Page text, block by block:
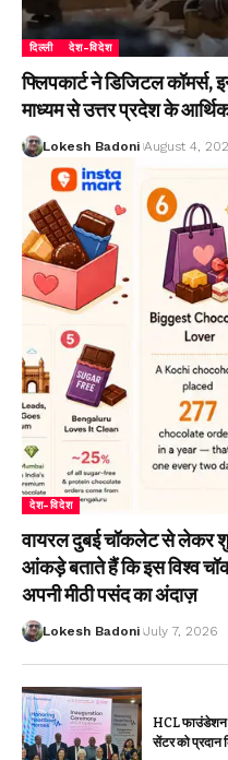
दिल्ली देश-विदेश
फ्लिपकार्ट ने डिजिटल
माध्यम से उत्तर प्रदेश के आर्थिक
Lokesh Badoni August 4,
देश-विदेश
वायरल दुबई चॉकलेट से लेकर
आंकड़े बताते हैं कि इस विश्व
अपनी मीठी पसंद का अंदाज़
Lokesh Badoni July 7, 2026
HCL फाउंडेशन
सेंटर को